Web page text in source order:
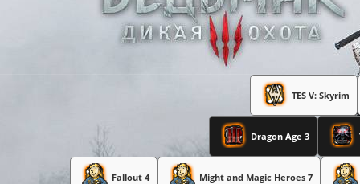
TES V: Skyrim
Dragon Age 3
Fallout 4 Might and Magic Heroes 7